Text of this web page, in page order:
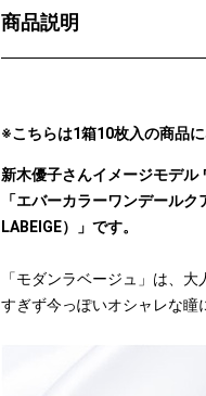
商品説明
※こちらは1箱10枚入の商品に
新木優子さんイメージモデル
「エバーカラーワンデール
LABEIGE）」です。
「モダンラベージュ」は、
すぎず今っぽいオシャレな瞳